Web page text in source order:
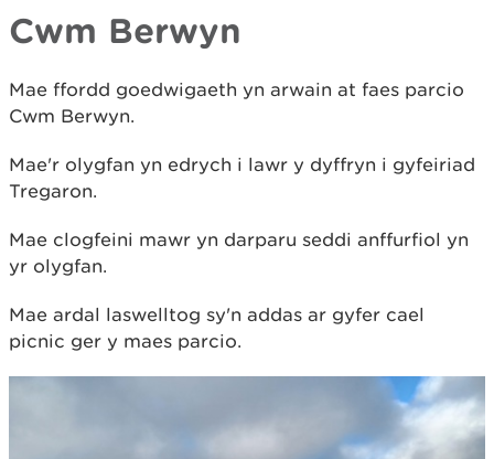
Cwm Berwyn
Mae ffordd goedwigaeth yn arwain at faes parcio
Cwm Berwyn.
Mae'r olygfan yn edrych i lawr y dyffryn i gyfeiriad
Tregaron.
Mae clogfeini mawr yn darparu seddi anffurfiol yn
yr olygfan.
Mae ardal laswelltog sy'n addas ar gyfer cael
picnic ger y maes parcio.